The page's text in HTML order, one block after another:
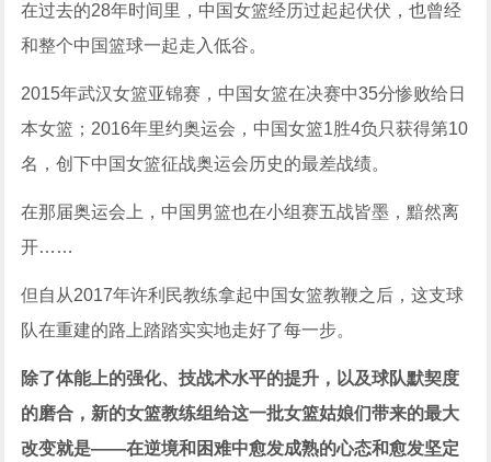
在过去的28年时间里，中国女篮经历过起起伏伏，也曾经
和整个中国篮球一起走入低谷。
2015年武汉女篮亚锦赛，中国女篮在决赛中35分惨败给日
本女篮；2016年里约奥运会，中国女篮1胜4负只获得第10
名，创下中国女篮征战奥运会历史的最差战绩。
在那届奥运会上，中国男篮也在小组赛五战皆墨，黯然离
开……
但自从2017年许利民教练拿起中国女篮教鞭之后，这支球
队在重建的路上踏踏实实地走好了每一步。
除了体能上的强化、技战术水平的提升，以及球队默契度
的磨合，新的女篮教练组给这一批女篮姑娘们带来的最大
改变就是——在逆境和困难中愈发成熟的心态和愈发坚定